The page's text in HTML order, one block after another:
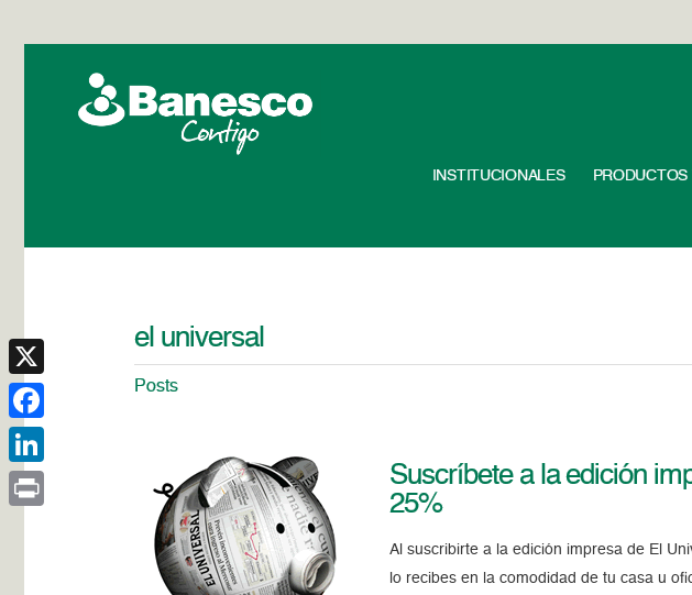
INSTITUCIONALES
el universal
Posts
Suscríbete a la edición
25%
Al suscribirte a la edición impresa de El
lo recibes en la comodidad de tu casa u
X
Facebook
LinkedIn